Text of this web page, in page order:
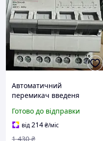
Автоматичний
перемикач введеня
40А EH-CS-4.40 для
генератора
Готово до відправки
від214₴/міс
1 430 ₴